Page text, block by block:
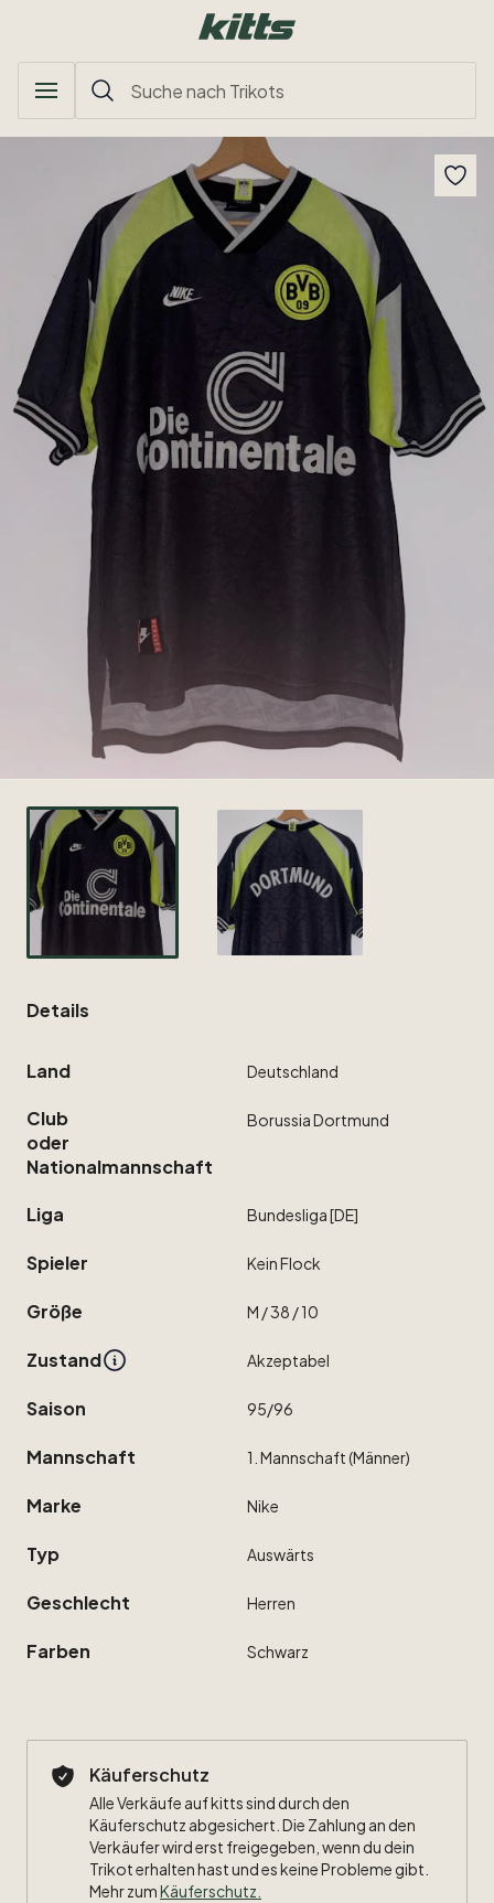
Details
Land Deutschland
Club
oder
Nationalmannschaft
BorussiaDortmund
Liga Bundesliga[DE]
Spieler KeinFlock
Größe M ​/​38 ​/​10
Zustand Akzeptabel
Saison 95​/​96
Mannschaft 1. Mannschaft(Männer)
Marke Nike
Typ Auswärts
Geschlecht Herren
Farben Schwarz
Käuferschutz
Alle Verkäufe auf kitts sind durch den
Käuferschutz abgesichert. Die Zahlung an den
Verkäufer wird erst freigegeben, wenn du dein
Trikot erhalten hast und es keine Probleme gibt.
Mehr zumKäuferschutz